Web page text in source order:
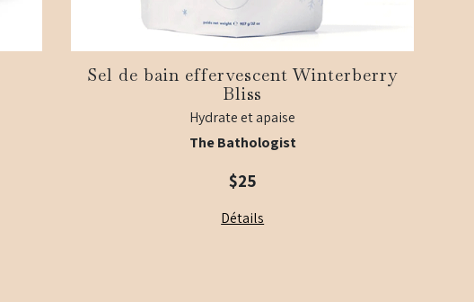
Sel de bain effervescent Winterberry
Bliss
Hydrate et apaise
The Bathologist
$25
Détails